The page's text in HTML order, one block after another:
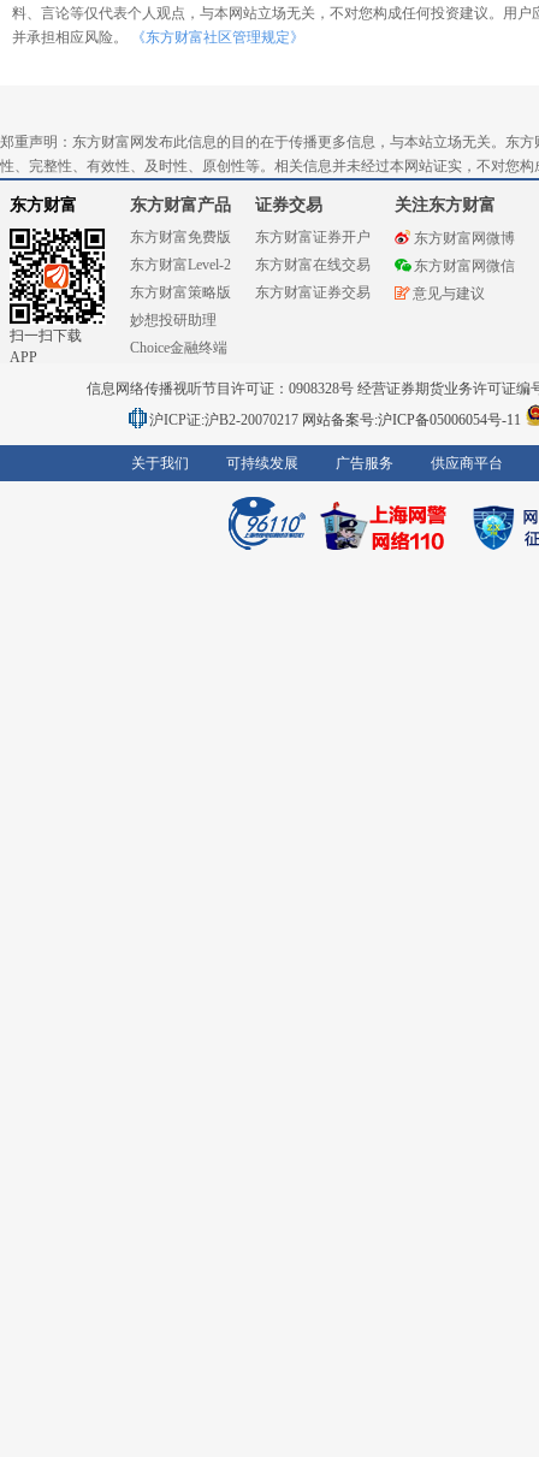
料、言论等仅代表个人观点，与本网站立场无关，不对您构成任何投资建议。用
并承担相应风险。
《东方财富社区管理规定》
郑重声明：东方财富网发布此信息的目的在于传播更多信息，与本站立场无关。东
性、完整性、有效性、及时性、原创性等。相关信息并未经过本网站证实，不对您
东方财富
扫一扫下载
APP
东方财富产品
东方财富免费版
东方财富Level-2
东方财富策略版
妙想投研助理
Choice金融终端
证券交易
东方财富证券开户
东方财富在线交易
东方财富证券交易
关注东方财富
东方财富网微博
东方财富网微信
意见与建议
信息网络传播视听节目许可证：0908328号 经营证券期货业务许可证编
沪ICP证:沪B2-20070217 网站备案号:沪ICP备05006054号-11
关于我们 可持续发展 广告服务 供应商平台